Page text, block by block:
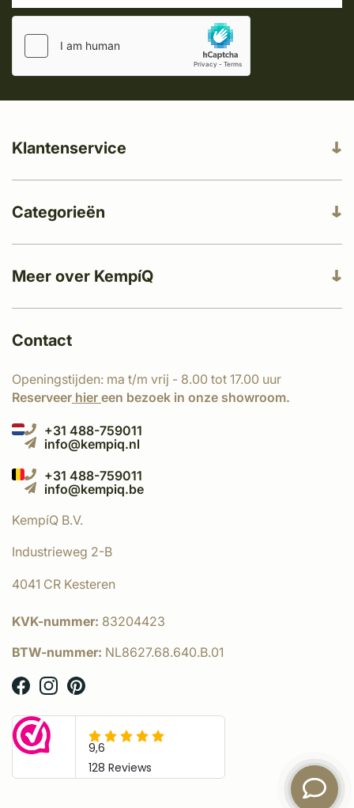
Meer over KempíQ
Klantenservice
Categorieën
Contact
Openingstijden: ma t/m vrij - 8.00 tot 17.00 uur
Reserveer hier een bezoek in onze showroom.
+31 488-759011
info@kempiq.nl
+31 488-759011
info@kempiq.be
KempíQ B.V.
Industrieweg 2-B
4041 CR Kesteren
KVK-nummer: 83204423
BTW-nummer: NL8627.68.640.B.01